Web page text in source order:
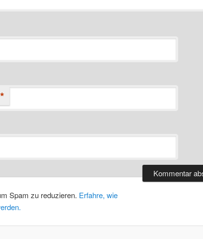
*
Spam zu reduzieren. Erfahre, wie